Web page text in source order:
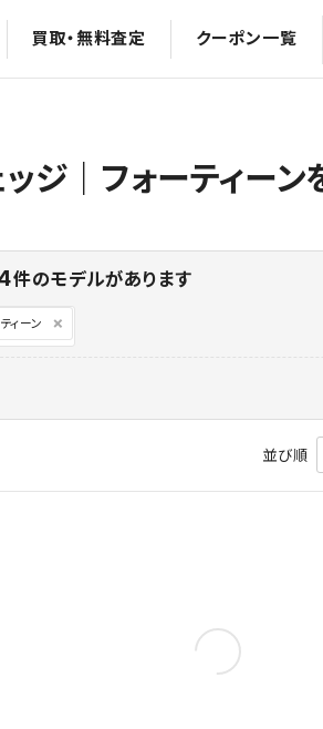
買取・無料査定 クーポン一覧
ッジ｜フォーティーン
件のモデルがあります
ィーン
並び順